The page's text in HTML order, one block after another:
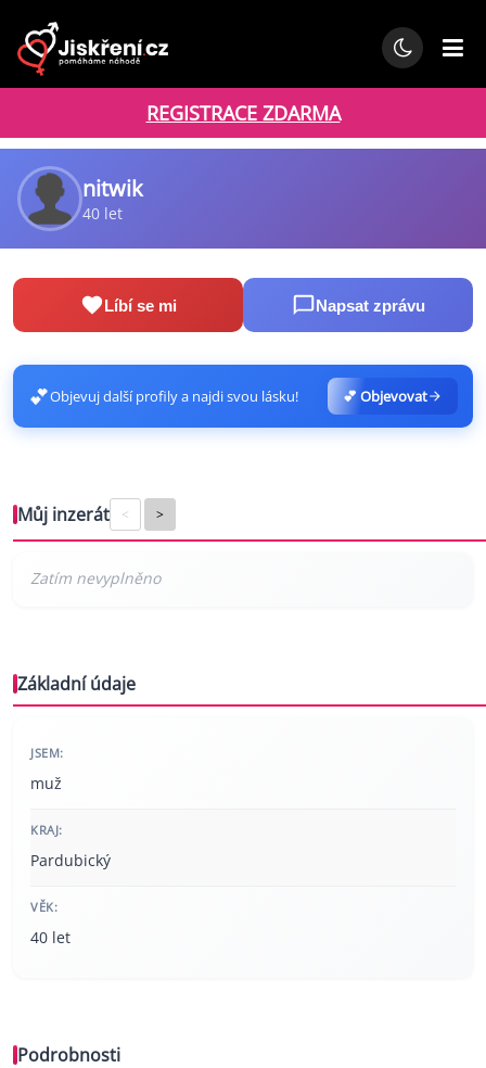
REGISTRACE ZDARMA
nitwik
40 let
Líbí se mi Napsat zprávu
💕Objevuj další profily a najdi svou lásku! 💕 Objevovat
Můj inzerát < >
Základní údaje
JSEM:
muž
KRAJ:
Pardubický
VĚK:
40 let
Podrobnosti